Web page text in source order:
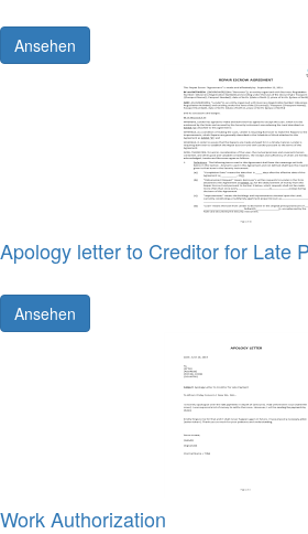
Ansehen
Apology letter to Creditor for Late
Ansehen
Work Authorization